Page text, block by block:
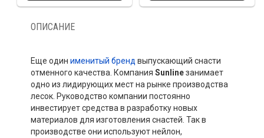
ОПИСАНИЕ
Еще один именитый бренд выпускающий снасти
отменного качества. Компания Sunlineзанимает
одно из лидирующих мест на рынке производства
лесок. Руководство компании постоянно
инвестирует средства в разработку новых
материалов для изготовления снастей. Так в
производстве они используют нейлон,